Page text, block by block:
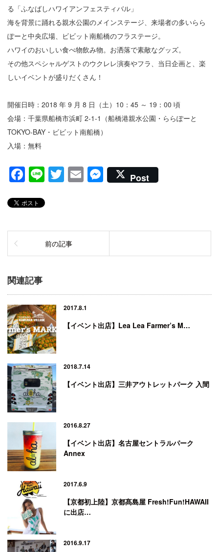
る「ふなばしハワイアンフェスティバル」
海を背景に踊れる親水公園のメインステージ、来場者の多いらら
ぽーと中央広場、ビビット南船橋のフラステージ。
ハワイのおいしい食べ物飲み物。お洒落で素敵なグッズ。
その他スペシャルゲストのウクレレ演奏やフラ、当日企画と、楽
しいイベントが盛りだくさん！
開催日時：2018 年 9 月 8 日（土）10：45 ～ 19：00 頃
会場：千葉県船橋市浜町 2-1-1（船橋港親水公園・ららぽーと
TOKYO-BAY・ビビット南船橋）
入場：無料
Facebook
LineTwitter
EmailMessenger
Post
前の記事
関連記事
2017.8.1
【イベント出店】Lea Lea Farmer’s M…
2018.7.14
【イベント出店】三井アウトレットパーク 入間
2016.8.27
【イベント出店】名古屋セントラルパーク
Annex
2017.6.9
【京都初上陸】京都髙島屋 Fresh!Fun!HAWAII
に出店…
2016.9.17